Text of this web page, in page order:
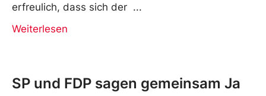
erfreulich, dass sich der
Weiterlesen
SP und FDP sagen gemeinsam Ja